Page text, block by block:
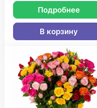
Подробнее
В корзину